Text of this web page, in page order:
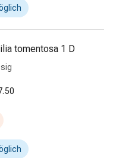
tomentosa 1 D